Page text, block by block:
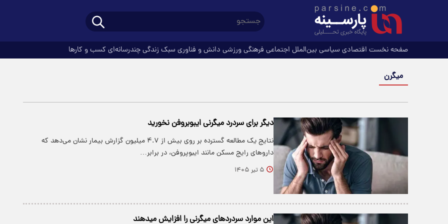
صفحه نخست اقتصادی سیاسی بین‌الملل اجتماعی فرهنگیورزشی دانش و فناوری سبک زندگیچندرسانه‌ای کسب و کارها
میگرن
دیگر برای سردرد میگرنی ایبوبروفن نخورید
نتایج یک مطالعه گسترده بر روی بیش از ۴.۷ میلیون گزارش بیمار نشان می‌دهد که
داروهای رایج مسکن مانند ایبوپروفن، در برابر…
۵ تیر ۱۴۰۵
این موارد سردردهای میگرنی را افزایش میدهند